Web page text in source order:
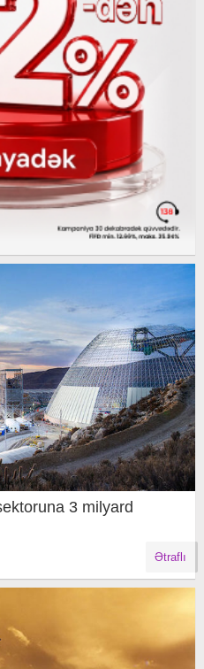
3 milyard
Ətraflı